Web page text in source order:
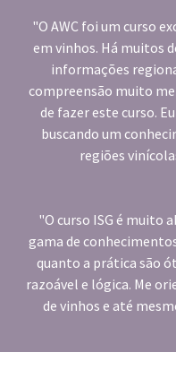
"O AWC foi um curso
em vinhos. Há muitos
informações
compreensão muito
de fazer este curso.
buscando um
regiões
"O curso ISG é muito
gama de
quanto a prática são
razoável e lógica. Me
de vinhos e até